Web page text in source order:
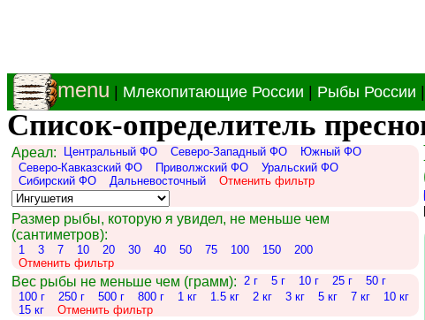
menu Млекопитающие России Рыбы России
Список-определитель
Ареал: Центральный ФО Северо-Западный ФО
Южный ФО
Северо-Кавказский ФО
Приволжский ФО
Уральский ФО
Сибирский ФО
Дальневосточный Отменить фильтр
Размер рыбы, которую я увидел, не меньше чем
(сантиметров):
1 3 7 10 20 30 40 50 75 100 150
200
Отменить фильтр
Вес рыбы не меньше чем (грамм): 2 г 5 г 10 г 25 г
50 г
100 г
250 г 500 г 800 г 1 кг 1.5 кг 2 кг 3 кг 5 кг 7 кг
10 кг
15 кг
Отменить фильтр